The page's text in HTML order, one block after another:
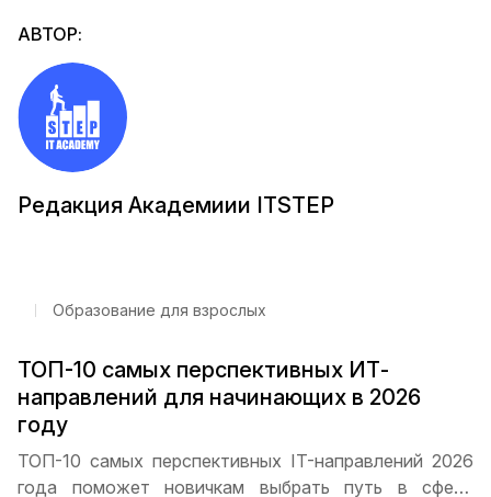
АВТОР:
Редакция Академиии ITSTEP
Образование для взрослых
ТОП-10 самых перспективных ИТ-
направлений для начинающих в 2026
году
ТОП-10 самых перспективных IT-направлений 2026
года поможет новичкам выбрать путь в сфере